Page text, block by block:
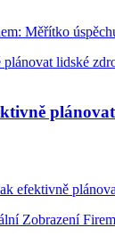
Měřítko
efektivně